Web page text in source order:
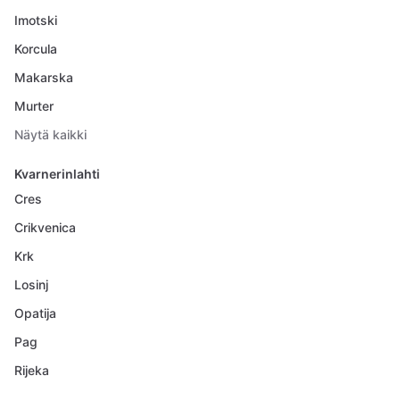
Imotski
Korcula
Makarska
Murter
Näytä kaikki
Kvarnerinlahti
Cres
Crikvenica
Krk
Losinj
Opatija
Pag
Rijeka